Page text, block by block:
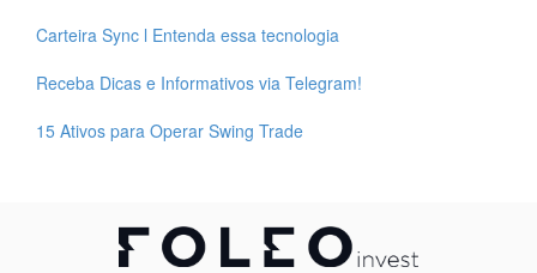
Carteira Sync l Entenda essa tecnologia
Receba Dicas e Informativos via Telegram!
15 Ativos para Operar Swing Trade